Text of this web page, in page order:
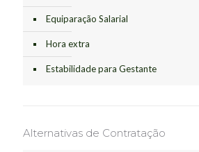
Equiparação Salarial
Hora extra
Estabilidade para Gestante
Alternativas de Contratação